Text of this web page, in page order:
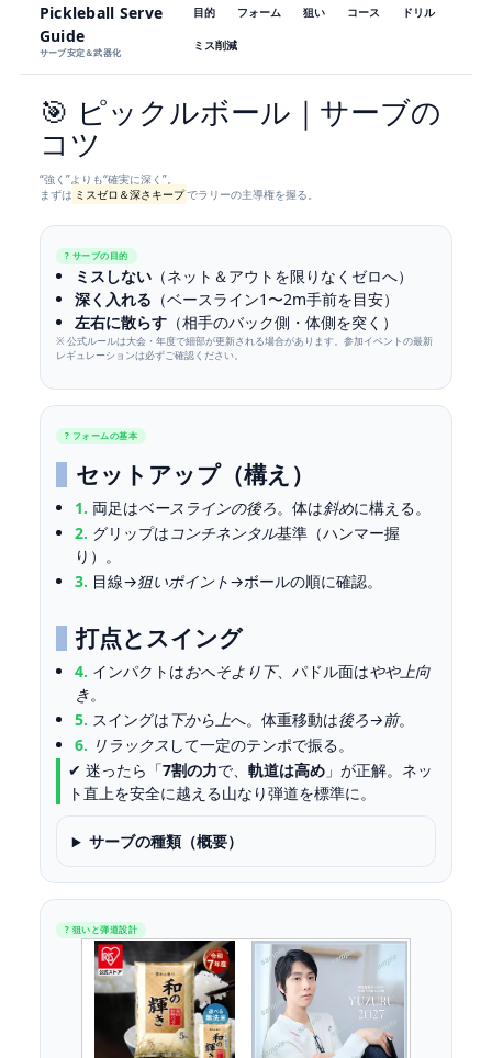
Pickleball Serve
Guide
サーブ安定＆武器化
目的 フォーム 狙い コース ドリル
ミス削減
🎯 ピックルボール｜サーブの
コツ
“強く”よりも“確実に深く”。
まずは ミスゼロ＆深さキープでラリーの主導権を握る。
? サーブの目的
ミスしない（ネット＆アウトを限りなくゼロへ）
深く入れる （ベースライン1〜2m手前を目安）
左右に散らす（相手のバック側・体側を突く）
※ 公式ルールは大会・年度で細部が更新される場合があります。参加イベントの最新
レギュレーションは必ずご確認ください。
? フォームの基本
セットアップ（構え）
1. 両足はベースラインの後ろ。体は斜めに構える。
2. グリップはコンチネンタル基準（ハンマー握
り）。
3. 目線→狙いポイント→ボールの順に確認。
打点とスイング
4. インパクトはおへそより下、パドル面はやや上向
き。
5. スイングは下から上へ。体重移動は後ろ→前。
6. リラックス して一定のテンポで振る。
✔ 迷ったら「7割の力で、軌道は高め 」が正解。ネッ
ト直上を安全に越える山なり弾道を標準に。
サーブの種類（概要）
? 狙いと弾道設計